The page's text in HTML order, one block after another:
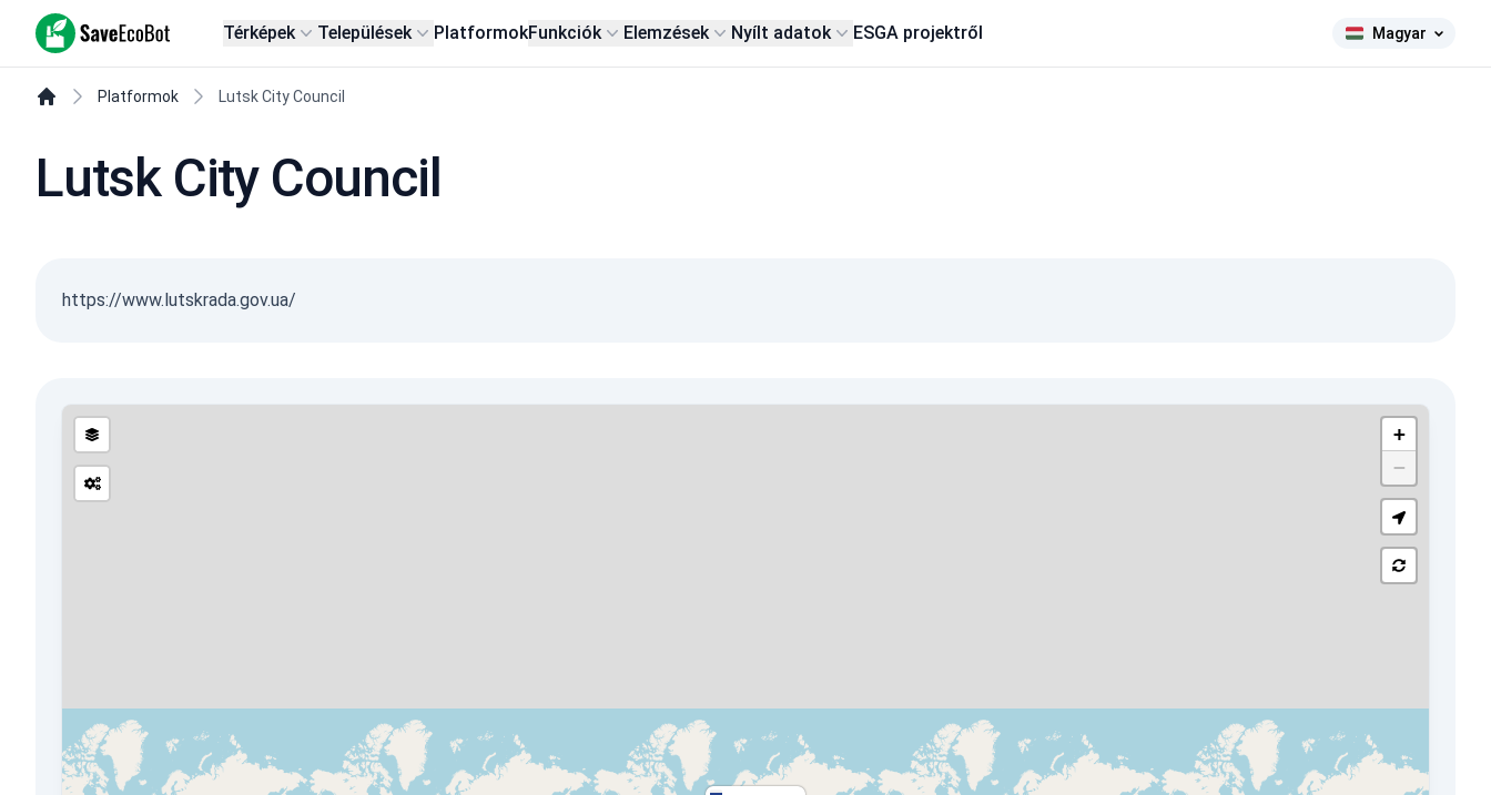
SaveEcoBot Térképek Települések PlatformokFunkciók Elemzések Nyílt adatok ESGA projektről Magyar
Platformok Lutsk City Council
Lutsk City Council
https://www.lutskrada.gov.ua/
+
−